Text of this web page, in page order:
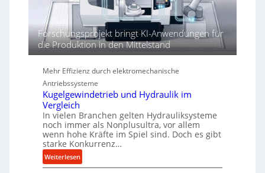
e
d
i
e
e
r
f
o
r
m
a
n
c
Forschungsprojekt bringt KI-Anwendungen für
die Produktion in den Mittelstand
Mehr Effizienz durch elektromechanische
Antriebssysteme
Kugelgewindetrieb und Hydraulik im
Vergleich
In vielen Branchen gelten Hydrauliksysteme
noch immer als Nonplusultra, vor allem
wenn hohe Kräfte im Spiel sind. Doch es gibt
starke Konkurrenz…
Weiterlesen:
K